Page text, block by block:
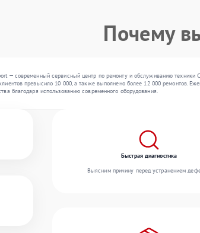
Почему
— современный сервисный центр по ремонту и обслуживанию
превысило 10 000, а также выполнено более 12 000 ремонтов.
благодаря использованию современного оборудования.
Быстрая диагностика
Выясним причину перед устранением